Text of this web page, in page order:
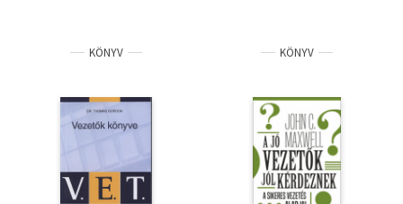
KÖNYV KÖNYV